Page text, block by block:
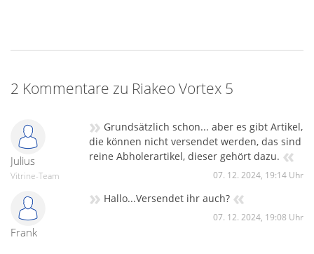
2 Kommentare zu Riakeo Vortex 5
Julius
Vitrine-Team
» Grundsätzlich schon... aber es gibt Artikel,
die können nicht versendet werden, das sind
reine Abholerartikel, dieser gehört dazu. «
07. 12. 2024, 19:14 Uhr
Frank
» Hallo...Versendet ihr auch? «
07. 12. 2024, 19:08 Uhr